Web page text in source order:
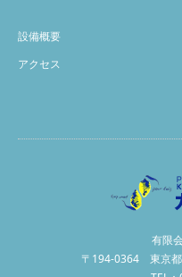
設備概要
アクセス
有限
〒194-0364 東京都